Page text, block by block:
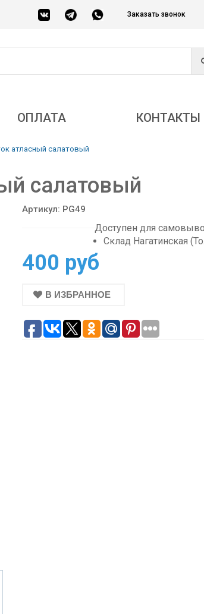
Заказать звонок
ОПЛАТА КОНТАКТЫ
атласный салатовый
салатовый
Артикул: PG49
Доступен для
Склад Нагатинская
400 руб
В ИЗБРАННОЕ